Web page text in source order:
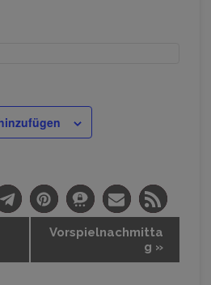
Vorspielnachmitta
g »